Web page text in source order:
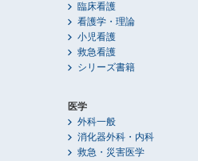
臨床看護
看護学・理論
小児看護
救急看護
シリーズ書籍
医学
外科一般
消化器外科・内科
救急・災害医学